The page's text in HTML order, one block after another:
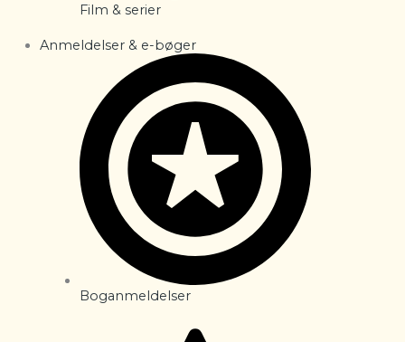
Film & serier
Anmeldelser & e-bøger
Boganmeldelser